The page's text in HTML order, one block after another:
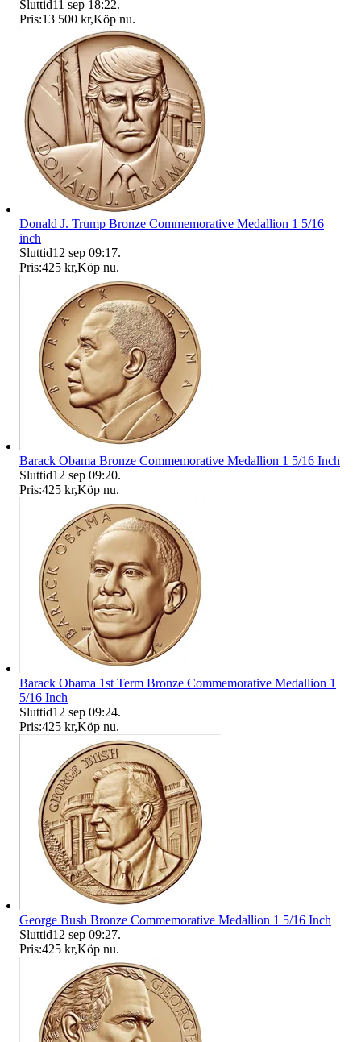
Sluttid11 sep 18:22.
Pris:13 500 kr,Köp nu.
Donald J. Trump Bronze Commemorative Medallion 1 5/16
inch
Sluttid12 sep 09:17.
Pris:425 kr,Köp nu.
Barack Obama Bronze Commemorative Medallion 1 5/16 Inch
Sluttid12 sep 09:20.
Pris:425 kr,Köp nu.
Barack Obama 1st Term Bronze Commemorative Medallion 1
5/16 Inch
Sluttid12 sep 09:24.
Pris:425 kr,Köp nu.
George Bush Bronze Commemorative Medallion 1 5/16 Inch
Sluttid12 sep 09:27.
Pris:425 kr,Köp nu.